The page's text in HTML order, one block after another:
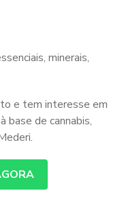
minerais,
e tem interesse em
base de cannabis,